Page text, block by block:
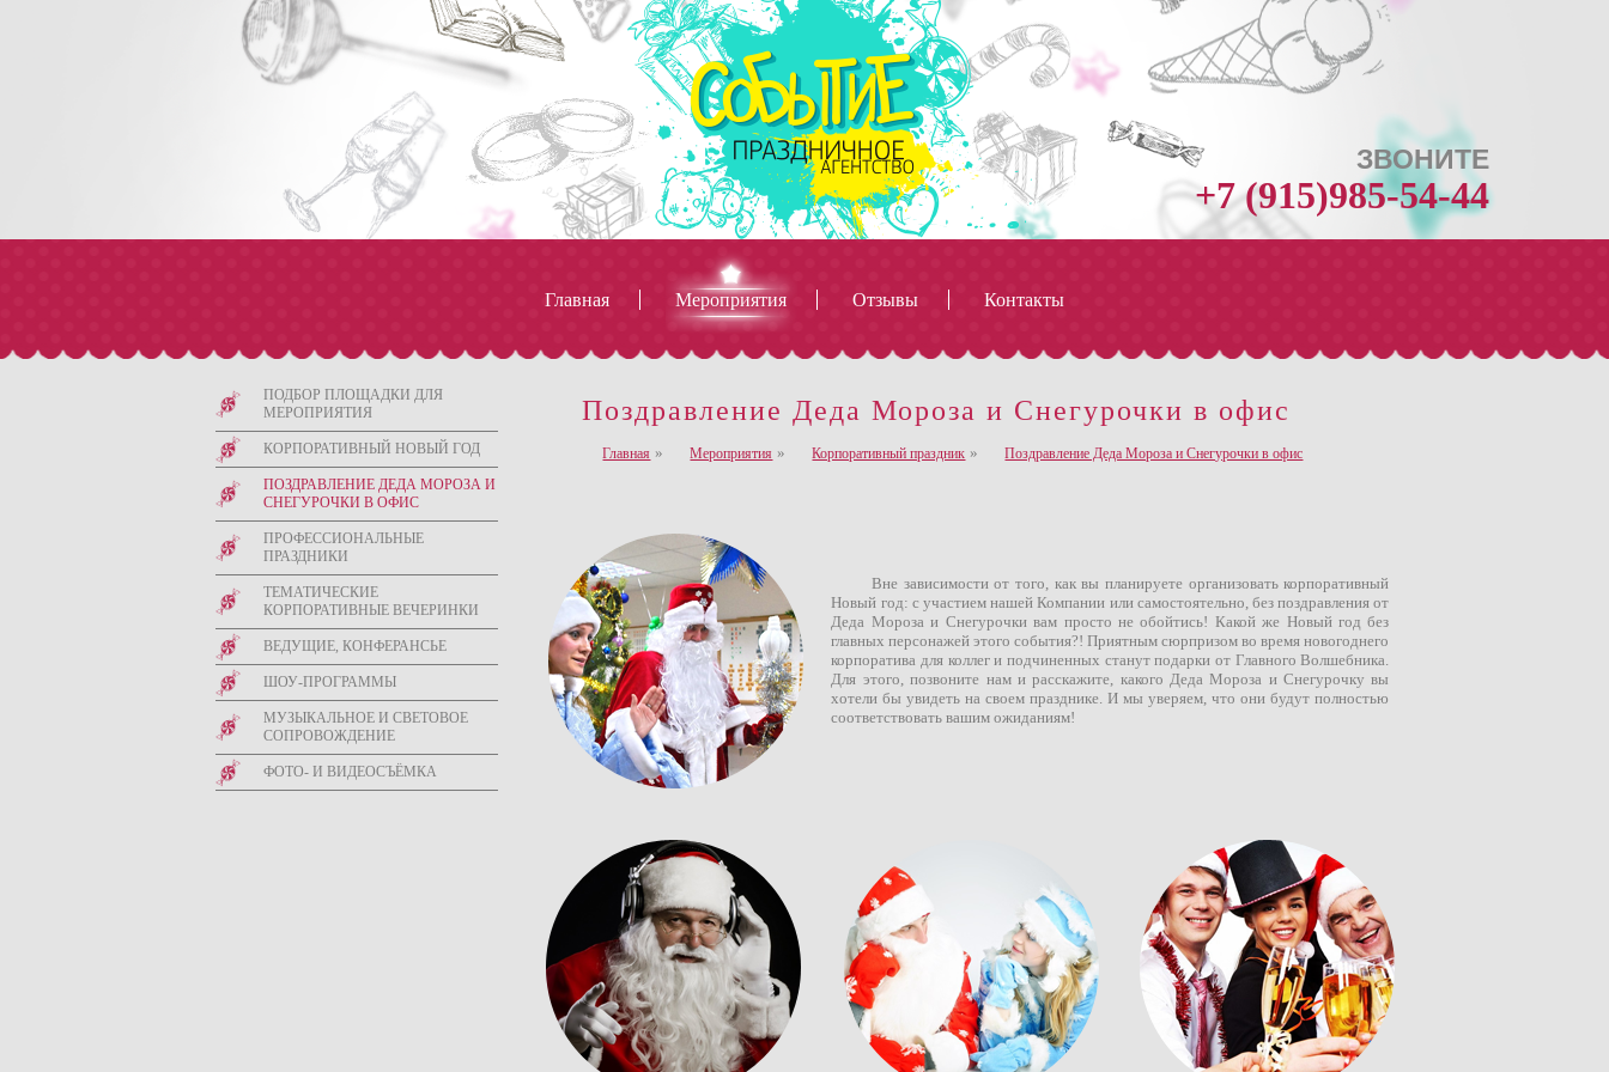
ЗВОНИТЕ
+7 (915)985-54-44
Главная Мероприятия Отзывы Контакты
Компания «Событие» - праздничное агентство полного цикла, которое занимается организацией мероприятий, посвященных самым различным событиям. Наша главная задача-
проведение ни с чем не сравнимых, неординарных праздничных и деловых мероприятий различного уровня и величины.
ПОДБОР ПЛОЩАДКИ ДЛЯ
МЕРОПРИЯТИЯ
КОРПОРАТИВНЫЙ НОВЫЙ ГОД
ПОЗДРАВЛЕНИЕ ДЕДА МОРОЗА И
СНЕГУРОЧКИ В ОФИС
ПРОФЕССИОНАЛЬНЫЕ
ПРАЗДНИКИ
ТЕМАТИЧЕСКИЕ
КОРПОРАТИВНЫЕ ВЕЧЕРИНКИ
ВЕДУЩИЕ, КОНФЕРАНСЬЕ
ШОУ-ПРОГРАММЫ
МУЗЫКАЛЬНОЕ И СВЕТОВОЕ
СОПРОВОЖДЕНИЕ
ФОТО- И ВИДЕОСЪЁМКА
Поздравление Деда Мороза и Снегурочки в офис
Главная » Мероприятия » Корпоративный праздник » Поздравление Деда Мороза и Снегурочки в офис
Вне зависимости от того, как вы планируете организовать корпоративный
Новый год: с участием нашей Компании или самостоятельно, без поздравления от
Деда Мороза и Снегурочки вам просто не обойтись! Какой же Новый год без
главных персонажей этого события?! Приятным сюрпризом во время новогоднего
корпоратива для коллег и подчиненных станут подарки от Главного Волшебника.
Для этого, позвоните нам и расскажите, какого Деда Мороза и Снегурочку вы
хотели бы увидеть на своем празднике. И мы уверяем, что они будут полностью
соответствовать вашим ожиданиям!